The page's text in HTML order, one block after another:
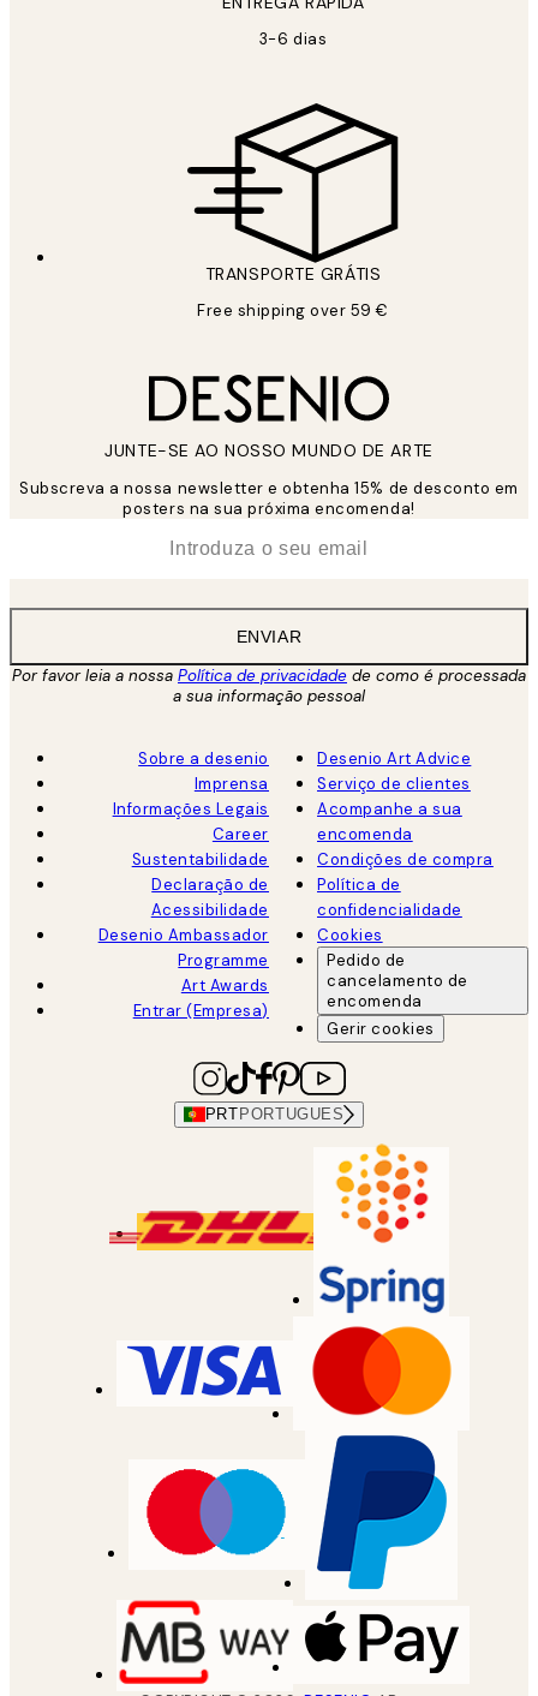
3-6 dias
TRANSPORTE GRÁTIS
Free shipping over 59 €
JUNTE-SE AO NOSSO MUNDO DE ARTE
Subscreva a nossa newsletter e obtenha 15% de desconto em
posters na sua próxima encomenda!
ENVIAR
Por favor leia a nossa Política de privacidade de como é processada
a sua informação pessoal
Sobre a desenio
Imprensa
Informações Legais
Career
Sustentabilidade
Declaração de
Acessibilidade
Desenio Ambassador
Programme
Art Awards
Entrar (Empresa)
Desenio Art Advice
Serviço de clientes
Acompanhe a sua
encomenda
Condições de compra
Política de
confidencialidade
Cookies
Pedido de
cancelamento de
encomenda
Gerir cookies
PRT PORTUGUES